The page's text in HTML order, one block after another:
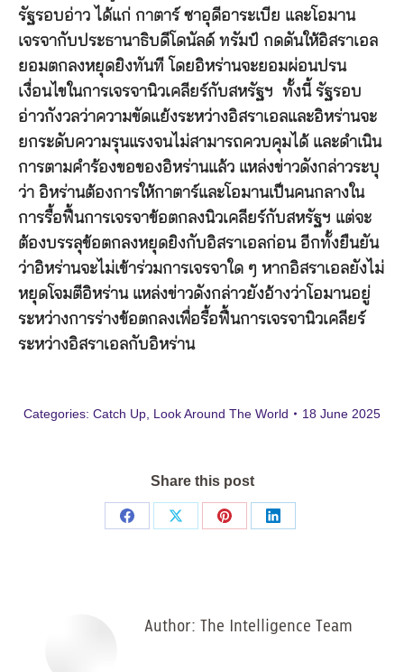
รัฐรอบอ่าว ได้แก่ กาตาร์ ซาอุดีอาระเบีย และโอมาน
เจรจากับประธานาธิบดีโดนัลด์ ทรัมป์ กดดันให้อิสราเอล
ยอมตกลงหยุดยิงทันที โดยอิหร่านจะยอมผ่อนปรน
เงื่อนไขในการเจรจานิวเคลียร์กับสหรัฐฯ ทั้งนี้ รัฐรอบ
อ่าวกังวลว่าความขัดแย้งระหว่างอิสราเอลและอิหร่านจะ
ยกระดับความรุนแรงจนไม่สามารถควบคุมได้ และดำเนิน
การตามคำร้องขอของอิหร่านแล้ว แหล่งข่าวดังกล่าวระบุ
ว่า อิหร่านต้องการให้กาตาร์และโอมานเป็นคนกลางใน
การรื้อฟื้นการเจรจาข้อตกลงนิวเคลียร์กับสหรัฐฯ แต่จะ
ต้องบรรลุข้อตกลงหยุดยิงกับอิสราเอลก่อน อีกทั้งยืนยัน
ว่าอิหร่านจะไม่เข้าร่วมการเจรจาใด ๆ หากอิสราเอลยังไม่
หยุดโจมตีอิหร่าน แหล่งข่าวดังกล่าวยังอ้างว่าโอมานอยู่
ระหว่างการร่างข้อตกลงเพื่อรื้อฟื้นการเจรจานิวเคลียร์
ระหว่างอิสราเอลกับอิหร่าน
Categories: Catch Up Look Around The World 18 June 2025
Share this post
Share
Share
Share
Share
Author: The Intelligence Team